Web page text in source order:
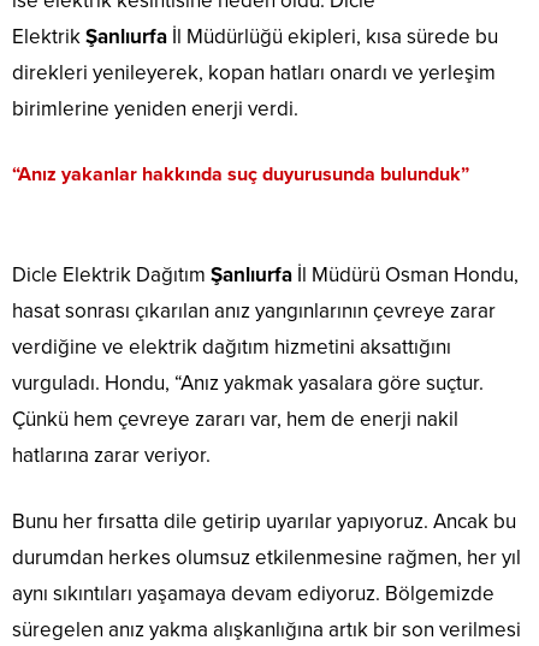
ElektrikŞanlıurfa İl Müdürlüğü ekipleri, kısa sürede bu
direkleri yenileyerek, kopan hatları onardı ve yerleşim
birimlerine yeniden enerji verdi.
“Anız yakanlar hakkında suç duyurusunda bulunduk”
Dicle Elektrik Dağıtım Şanlıurfa İl Müdürü Osman Hondu,
hasat sonrası çıkarılan anız yangınlarının çevreye zarar
verdiğine ve elektrik dağıtım hizmetini aksattığını
vurguladı. Hondu, “Anız yakmak yasalara göre suçtur.
Çünkü hem çevreye zararı var, hem de enerji nakil
hatlarına zarar veriyor.
Bunu her fırsatta dile getirip uyarılar yapıyoruz. Ancak bu
durumdan herkes olumsuz etkilenmesine rağmen, her yıl
aynı sıkıntıları yaşamaya devam ediyoruz. Bölgemizde
süregelen anız yakma alışkanlığına artık bir son verilmesi